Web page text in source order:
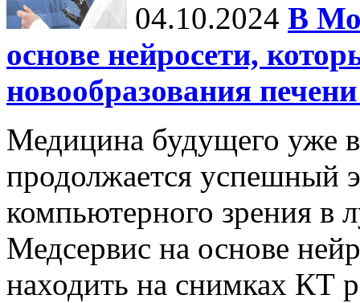
04.10.2024 В
основе нейросети,
новообразования
Медицина будущего уже
продолжается успешный
компьютерного зрения в
Медсервис на основе
находить на снимках КТ